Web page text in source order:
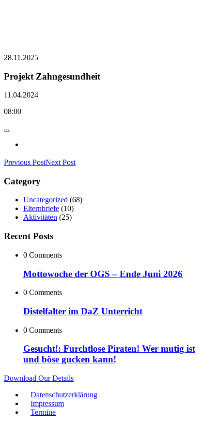
28.11.2025
Projekt Zahngesundheit
11.04.2024
08:00
...
Previous PostNext Post
Category
Uncategorized (68)
Elternbriefe (10)
Aktivitäten (25)
Recent Posts
0 Comments
Mottowoche der OGS – Ende Juni 2026
0 Comments
Distelfalter im DaZ Unterricht
0 Comments
Gesucht!: Furchtlose Piraten! Wer mutig ist
und böse gucken kann!
Download Our Details
Datenschutzerklärung
Impressum
Termine